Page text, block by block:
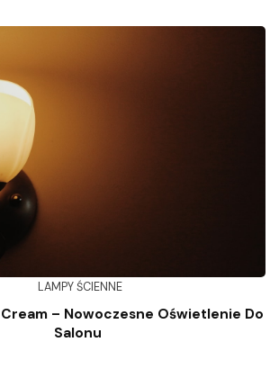
LAMPY ŚCIENNE
– Nowoczesne Oświetlenie Do
Salonu